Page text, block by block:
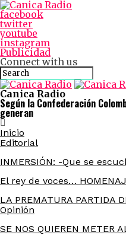
facebook
twitter
youtube
instagram
Publicidad
Connect with us
Canica Radio
Según la Confederación
generan
Inicio
Editorial
INMERSIÓN: -Que se
El rey de voces…
LA PREMATURA PARTIDA
Opinión
SE NOS QUIEREN METER